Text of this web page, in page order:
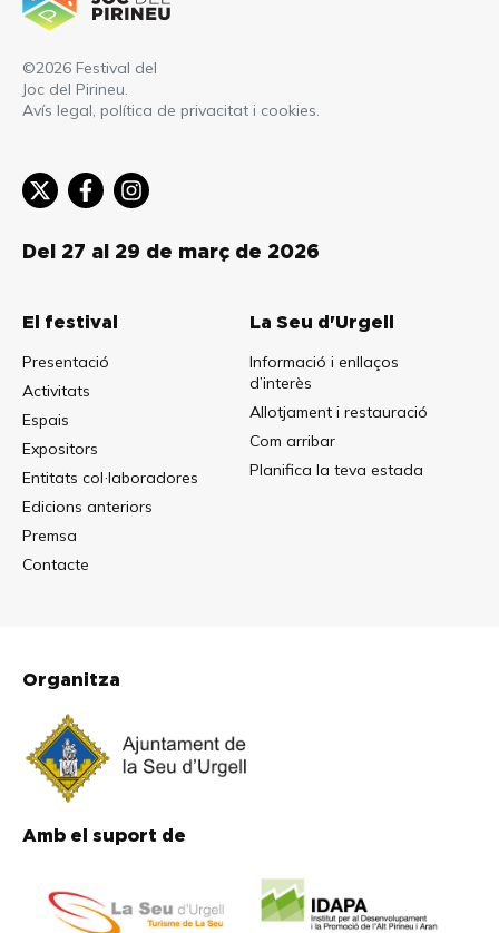
©2026 Festival del
Joc del Pirineu.
Avís legal, política de privacitat i cookies.
Del 27 al 29 de març de 2026
El festival
Presentació
Activitats
Espais
Expositors
Entitats col·laboradores
Edicions anteriors
Premsa
Contacte
La Seu d'Urgell
Informació i enllaços
d’interès
Allotjament i restauració
Com arribar
Planifica la teva estada
Organitza
Amb el suport de